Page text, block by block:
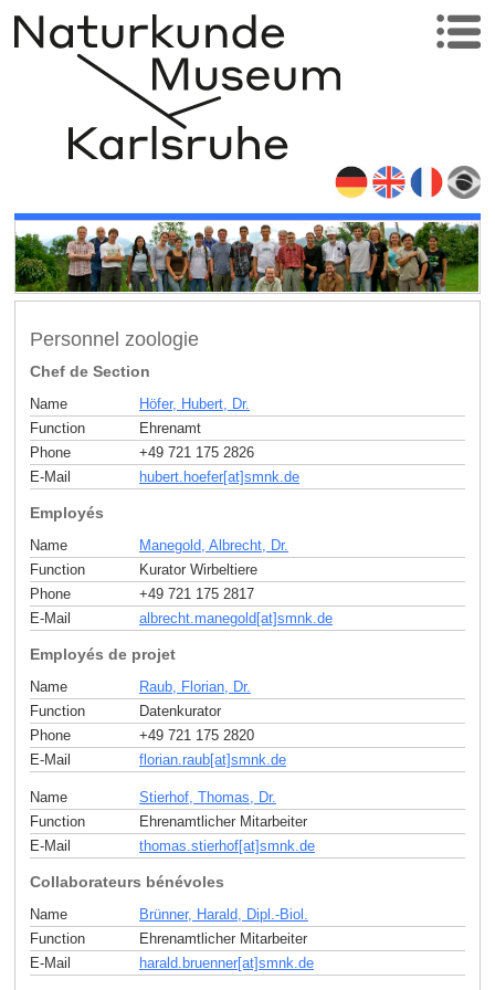
Personnel zoologie
Chef de Section
Name
Höfer, Hubert, Dr.
Function
Ehrenamt
Phone
+49 721 175 2826
E-Mail
hubert.hoefer[at]smnk.de
Employés
Name
Manegold, Albrecht, Dr.
Function
Kurator Wirbeltiere
Phone
+49 721 175 2817
E-Mail
albrecht.manegold[at]smnk de
Employés de projet
Name
Raub, Florian, Dr.
Function
Datenkurator
Phone
+49 721 175 2820
E-Mail
florian.raub[at]smnk de
Name
Stierhof, Thomas, Dr.
Function
Ehrenamtlicher Mitarbeiter
E-Mail
thomas.stierhof[at]smnk.de
Collaborateurs bénévoles
Name
Brünner, Harald, Dipl.-Biol.
Function
Ehrenamtlicher Mitarbeiter
E-Mail
harald.bruenner[at]smnk de